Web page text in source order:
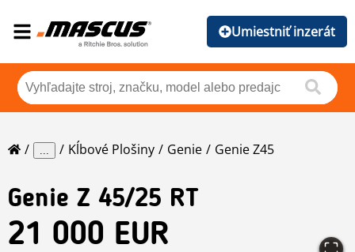
Umiestniť inzerát
... Kĺbové Plošiny Genie Genie Z45
Genie Z 45/25 RT
21 000 EUR